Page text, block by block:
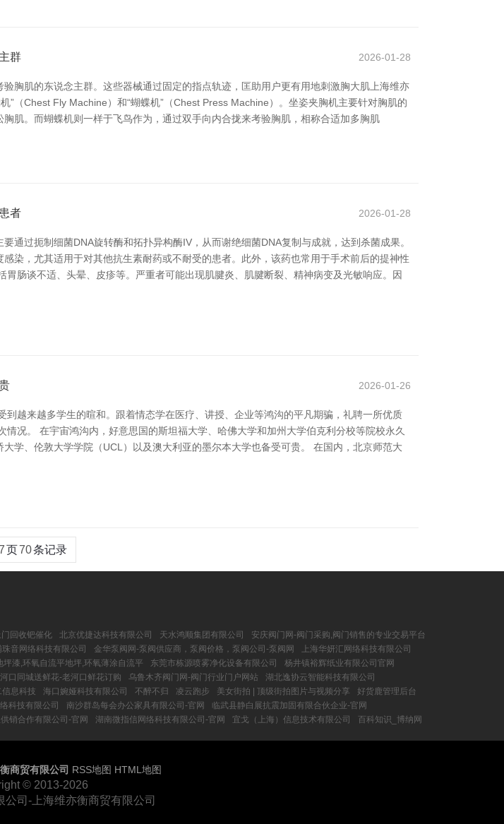
群 2026-01-28
胸肌的东说念主群。这些器械通过固定的指点轨迹，匡助用户更有用地刺激胸大肌上海维亦
（Chest Fly Machine）和“蝴蝶机”（Chest Press Machine）。坐姿夹胸机主要针对胸肌的
肌。而蝴蝶机则一样于飞鸟作为，通过双手向内合拢来考验胸肌，相称合适加多胸肌
者 2026-01-28
通过扼制细菌DNA旋转酶和拓扑异构酶IV，从而谢绝细菌DNA复制与成就，达到杀菌成果。
染，尤其适用于对其他抗生素耐药或不耐受的患者。此外，该药也常用于手术前后的提神性
肠谈不适、头晕、皮疹等。严重者可能出现肌腱炎、肌腱断裂、精神病变及光敏响应。因
2026-01-26
越来越多学生的暄和。跟着情态学在医疗、讲授、企业等鸿沟的平凡期骗，礼聘一所优质
况。 在宇宙鸿沟内，好意思国的斯坦福大学、哈佛大学和加州大学伯克利分校等院校永久
学、伦敦大学学院（UCL）以及澳大利亚的墨尔本大学也备受可贵。 在国内，北京师范大
页70条记录
回收钯催化 北京优捷达科技有限公司 天水鸿顺集团有限公司
安庆阀门网-阀门采购,阀门销售的专业交易平台
珠音网络科技有限公司 金华泵阀网-泵阀供应商，泵阀价格，泵阀公司-泵阀网
上海华妍汇网络科技有限公司
坪漆,环氧自流平地坪,环氧薄涂自流平 东莞市栋源喷雾净化设备有限公司
杨井镇裕辉纸业有限公司官网
口同城送鲜花-老河口鲜花订购 乌鲁木齐阀门网-阀门行业门户网站
湖北逸协云智能科技有限公司
信息科技 海口婉娅科技有限公司 不醉不归 凌云跑步 美女街拍 | 顶级街拍图片与视频分享
好货鹿管理后台
科技有限公司 南沙群岛每会办公家具有限公司-官网
临武县静白展抗震加固有限合伙企业-官网
销合作有限公司-官网 湖南微指信网络科技有限公司-官网 宜戈（上海）信息技术有限公司 百科知识_博纳网
衡商贸有限公司 RSS地图 HTML地图
© 2013-2026
公司-上海维亦衡商贸有限公司